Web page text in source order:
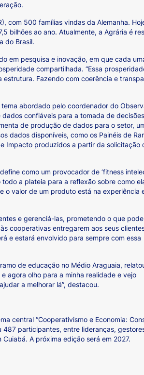
com 500 famílias vindas da Alemanha.
bilhões ao ano. Atualmente, a Agrária é
do Brasil.
em pesquisa e inovação, em que cada
compartilhada. “Essa
Fazendo com coerência e
abordado pelo coordenador do
confiáveis para a tomada de
de produção de dados para o setor,
dados disponíveis, como os Painéis de
Impacto produzidos a partir da solicitação
como um provocador de ‘fitness
a plateia para a reflexão sobre como
valor de um produto está na experiência
e gerenciá-las, prometendo o que
cooperativas entregarem aos seus
e estará envolvido para sempre com essa
de educação no Médio Araguaia,
agora olho para a minha realidade e vejo
a melhorar lá”, destacou.
central “Cooperativismo e Economia:
487 participantes, entre lideranças,
A próxima edição será em 2027.